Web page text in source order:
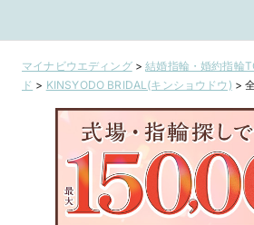
マイナビウエディング>結婚指輪・婚約指輪
ド > KINSYODO BRIDAL(キンショウドウ) >